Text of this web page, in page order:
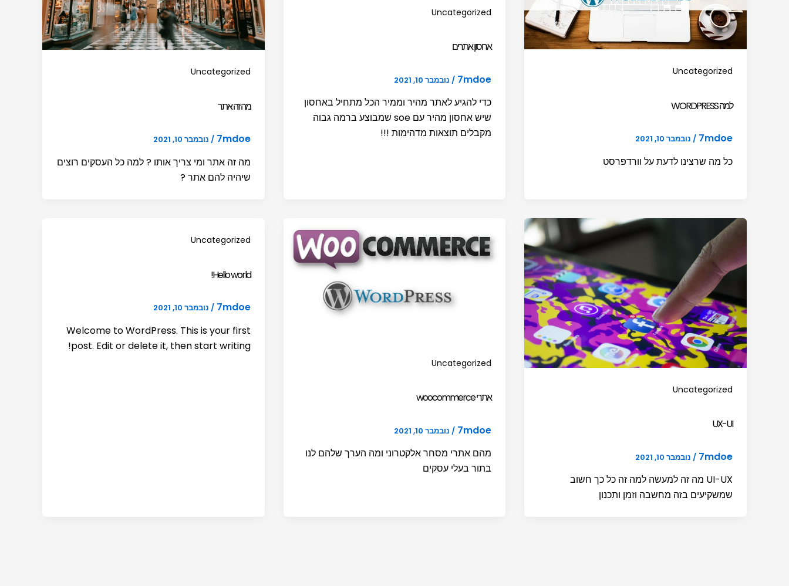
Uncategorized
למה WORDPRESS
7mdoe
/ נובמבר 10, 2021
כל מה שרצינו לדעת על וורדפרסט
Uncategorized
אחסון אתרים
7mdoe
/ נובמבר 10, 2021
כדי להגיע לאתר מהיר וממיר הכל מתחיל באחסון
שיש אחסון מהיר עם soe שמבוצע ברמה גבוה
מקבלים תוצאות מדהימות !!!
Uncategorized
מה זה אתר
7mdoe
/ נובמבר 10, 2021
מה זה אתר ומי צריך אותו ? למה כל העסקים רוצים
שיהיה להם אתר ?
Uncategorized
UX-UI
7mdoe
/ נובמבר 10, 2021
UI-UX מה זה למעשה למה זה כל כך חשוב
שמשקיעים בזה מחשבה וזמן ותכנון
Uncategorized
אתרי woocommerce
7mdoe
/ נובמבר 10, 2021
מהם אתרי מסחר אלקטרוני ומה הערך שלהם לנו
בתור בעלי עסקים
Uncategorized
Hello world!
7mdoe
/ נובמבר 10, 2021
Welcome to WordPress. This is your first
post. Edit or delete it, then start writing!